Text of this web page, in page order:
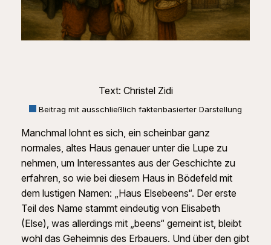
Text: Christel Zidi
Beitrag mit ausschließlich faktenbasierter Darstellung
Manchmal lohnt es sich, ein scheinbar ganz
normales, altes Haus genauer unter die Lupe zu
nehmen, um Interessantes aus der Geschichte zu
erfahren, so wie bei diesem Haus in Bödefeld mit
dem lustigen Namen: „Haus Elsebeens“. Der erste
Teil des Name stammt eindeutig von Elisabeth
(Else), was allerdings mit „beens“ gemeint ist, bleibt
wohl das Geheimnis des Erbauers. Und über den gibt